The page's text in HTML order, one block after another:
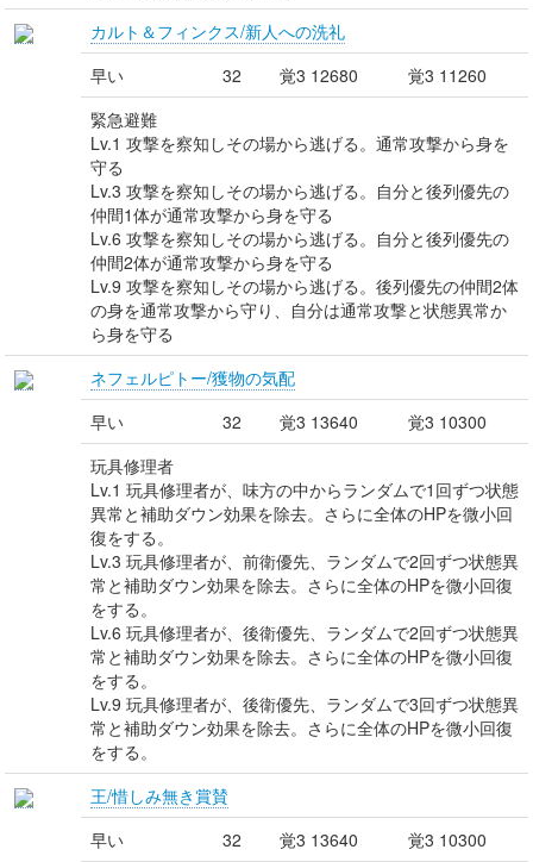
カルト＆フィンクス/新人への洗礼
早い
32 覚3 12680
覚3 11260
緊急避難
Lv.1 攻撃を察知しその場から逃げる。通常攻撃から身を
守る
Lv.3 攻撃を察知しその場から逃げる。自分と後列優先の
仲間1体が通常攻撃から身を守る
Lv.6 攻撃を察知しその場から逃げる。自分と後列優先の
仲間2体が通常攻撃から身を守る
Lv.9 攻撃を察知しその場から逃げる。後列優先の仲間2体
の身を通常攻撃から守り、自分は通常攻撃と状態異常か
ら身を守る
ネフェルピトー/獲物の気配
早い
32 覚3 13640
覚3 10300
玩具修理者
Lv.1 玩具修理者が、味方の中からランダムで1回ずつ状態
異常と補助ダウン効果を除去。さらに全体のHPを微小回
復をする。
Lv.3 玩具修理者が、前衛優先、ランダムで2回ずつ状態異
常と補助ダウン効果を除去。さらに全体のHPを微小回復
をする。
Lv.6 玩具修理者が、後衛優先、ランダムで2回ずつ状態異
常と補助ダウン効果を除去。さらに全体のHPを微小回復
をする。
Lv.9 玩具修理者が、後衛優先、ランダムで3回ずつ状態異
常と補助ダウン効果を除去。さらに全体のHPを微小回復
をする。
王/惜しみ無き賞賛
早い
32 覚3 13640
覚3 10300